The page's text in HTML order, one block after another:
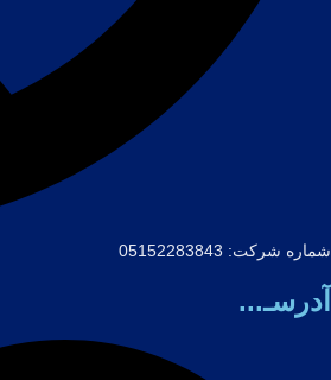
شماره شرکت: 05152283843
آدرسـ...